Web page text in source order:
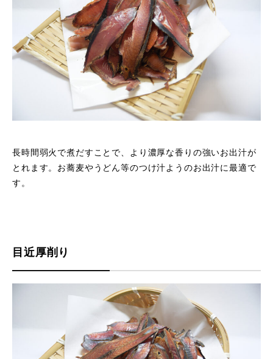
長時間弱火で煮だすことで、より濃厚な香りの強いお出汁が
とれます。お蕎麦やうどん等のつけ汁ようのお出汁に最適で
す。
目近厚削り